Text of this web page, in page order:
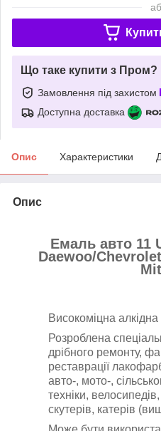
Що таке купити з Пром?
Замовлення під захистом
Доступна доставка
Опис Характеристики
Опис
Емаль авто 11
Daewoo/
Високоміцна
Розроблена
дрібного ремонту,
реставрації
авто-, мото-,
техніки,
скутерів, катерів